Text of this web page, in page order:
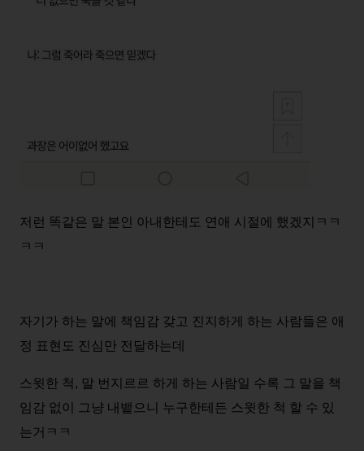
저런 똑같은 말 본인 아내한테도 연애 시절에 했겠지ㅋㅋ
ㅋㅋ
자기가 하는 말에 책임감 갖고 진지하게 하는 사람들은 애
정 표현도 진심만 전달하는데
스윗한 척, 말 번지르르 하게 하는 사람일 수록 그 말을 책
임감 없이 그냥 내뱉으니 누구한테든 스윗한 척 할 수 있
는거ㅋㅋ